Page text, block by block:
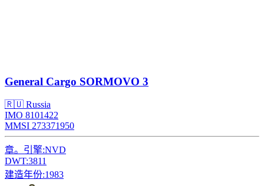
General Cargo SORMOVO 3
🇷🇺 Russia
IMO 8101422
MMSI 273371950
章。引擎:NVD
DWT:3811
建造年份:1983